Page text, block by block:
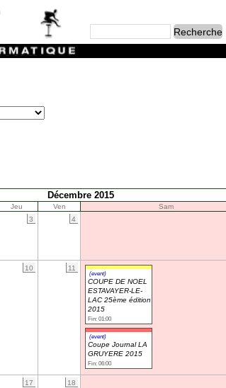
Décembre 2015
Jeu Ven Sam
3 4
10 11
(event)
COUPE DE NOEL
ESTAVAYER-LE-
LAC 25ème édition
2015
Fin: 01:00
(event)
Coupe Journal LA
GRUYERE 2015
Fin: 06:00
17 18